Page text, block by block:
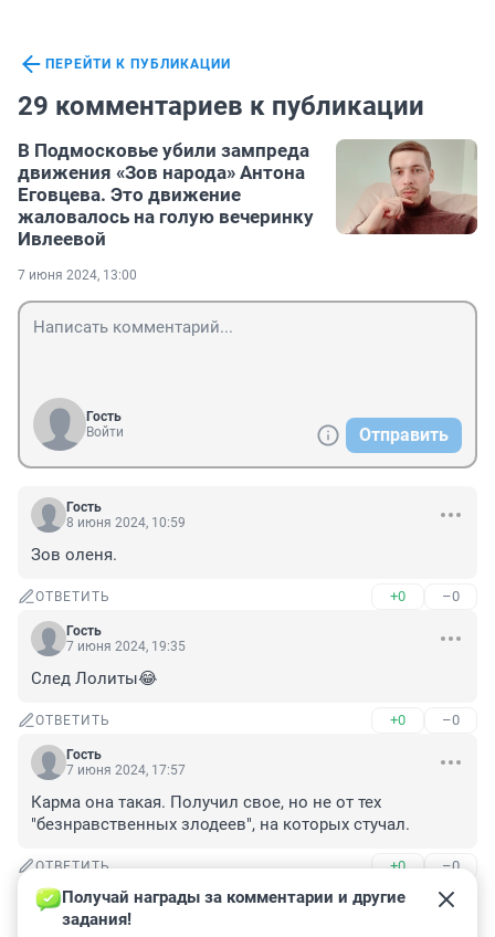
ПЕРЕЙТИ К ПУБЛИКАЦИИ
29 комментариев к публикации
В Подмосковье убили зампреда
движения «Зов народа» Антона
Еговцева. Это движение
жаловалось на голую вечеринку
Ивлеевой
7 июня 2024, 13:00
Гость
Войти
Отправить
Гость
8 июня 2024, 10:59
Зов оленя.
ОТВЕТИТЬ +0 –0
Гость
7 июня 2024, 19:35
След Лолиты😂
ОТВЕТИТЬ +0 –0
Гость
7 июня 2024, 17:57
Карма она такая. Получил свое, но не от тех
"безнравственных злодеев", на которых стучал.
ОТВЕТИТЬ +0 –0
Гость
7 июня 2024, 17:11
Получай награды за комментарии и другие
задания!